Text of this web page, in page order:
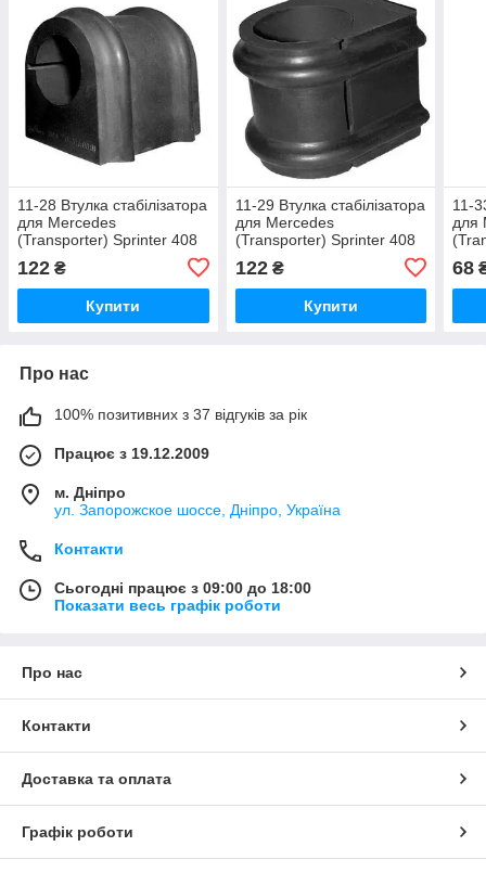
11-28 Втулка стабілізатора
для Mercedes
(Transporter) Sprinter 408
D — 414 D; 411 CDI — 414
CDI;
122 ₴
Купити
11-29 Втулка стабілізатора
для Mercedes
(Transporter) Sprinter 408
D — 414 D; 411 CDI — 414
CDI;
122₴
Купити
11-
для
CDI;
68
Про нас
100% позитивних з 37 відгуків за рік
Працює з 19.12.2009
м. Дніпро
ул. Запорожское шоссе, Дніпро, Україна
Контакти
Сьогодні працює з 09:00 до 18:00
Показати весь графік роботи
Про нас
Контакти
Доставка та оплата
Графік роботи